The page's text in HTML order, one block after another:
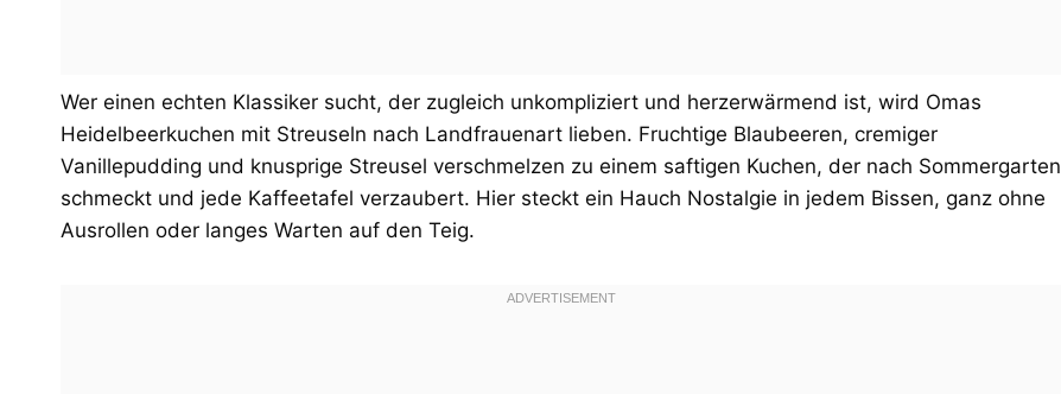
Wer einen echten Klassiker sucht, der zugleich unkompliziert und herzerwärmend ist, wird Omas
Heidelbeerkuchen mit Streuseln nach Landfrauenart lieben. Fruchtige Blaubeeren, cremiger
Vanillepudding und knusprige Streusel verschmelzen zu einem saftigen Kuchen, der nach Sommergarten
schmeckt und jede Kaffeetafel verzaubert. Hier steckt ein Hauch Nostalgie in jedem Bissen, ganz ohne
Ausrollen oder langes Warten auf den Teig.